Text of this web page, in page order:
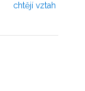
chtějí vztah